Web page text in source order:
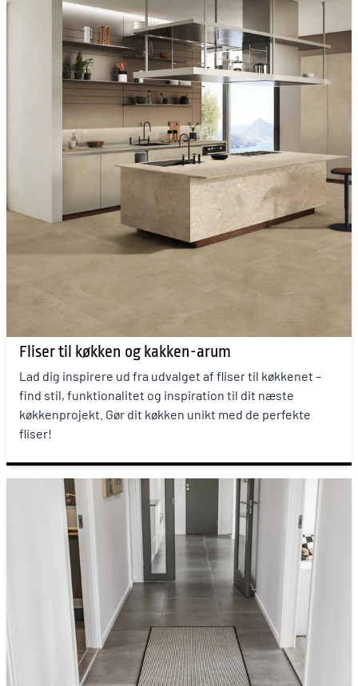
Fliser til køkken og kakken-arum
Lad dig inspirere ud fra udvalget af fliser til køkkenet –
find stil, funktionalitet og inspiration til dit næste
køkkenprojekt. Gør dit køkken unikt med de perfekte
fliser!